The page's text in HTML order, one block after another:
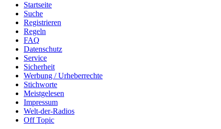
Startseite
Suche
Registrieren
Regeln
FAQ
Datenschutz
Service
Sicherheit
Werbung / Urheberrechte
Stichworte
Meistgelesen
Impressum
Welt-der-Radios
Off Topic